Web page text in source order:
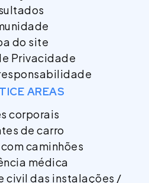
do site
Privacidade
AREAS
corporais
de carro
caminhões
médica
civil das instalações /